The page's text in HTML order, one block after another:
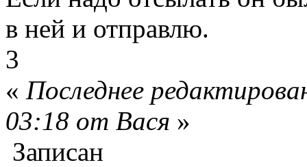
в ней и отправлю.
3
« Последнее
03:18 от Вася »
Записан